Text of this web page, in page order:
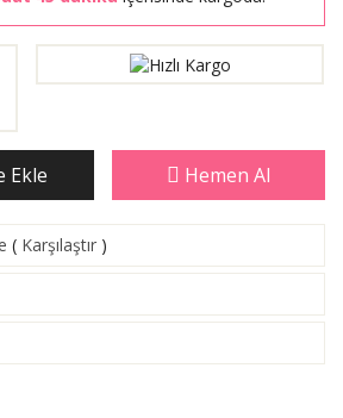
Ekle Hemen Al
( Karşılaştır )